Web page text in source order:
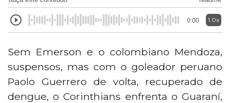
0:00 1.0x
Sem Emerson e o colombiano Mendoza,
suspensos, mas com o goleador peruano
Paolo Guerrero de volta, recuperado de
dengue, o Corinthians enfrenta o Guaraní,